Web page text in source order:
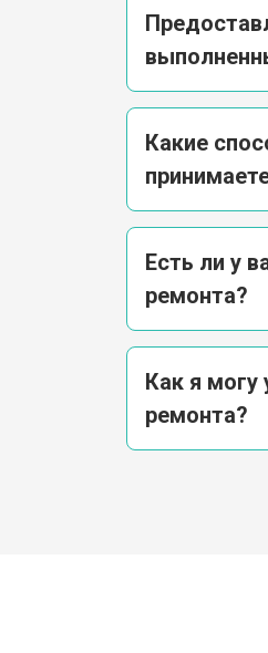
Какие
Есть ли у
ремонта?
Как я могу
ремонта?